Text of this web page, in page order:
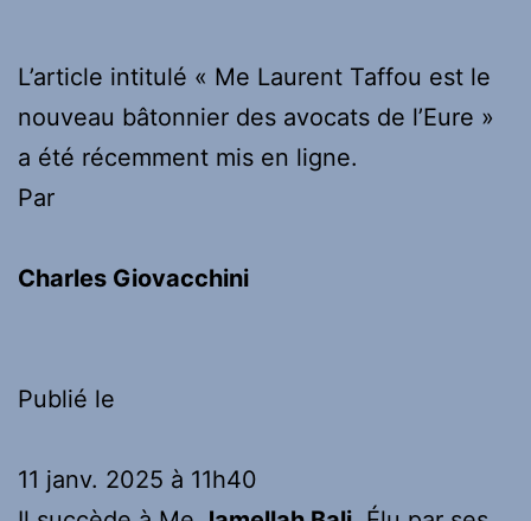
L’article intitulé « Me Laurent Taffou est le
nouveau bâtonnier des avocats de l’Eure »
a été récemment mis en ligne.
Par
Charles Giovacchini
Publié le
11 janv. 2025 à 11h40